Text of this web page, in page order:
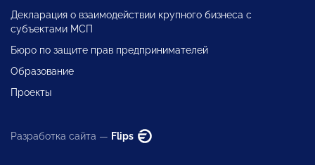
Декларация о взаимодействии крупного бизнеса с
субъектами МСП
Бюро по защите прав предпринимателей
Образование
Проекты
Разработка сайта — Flips